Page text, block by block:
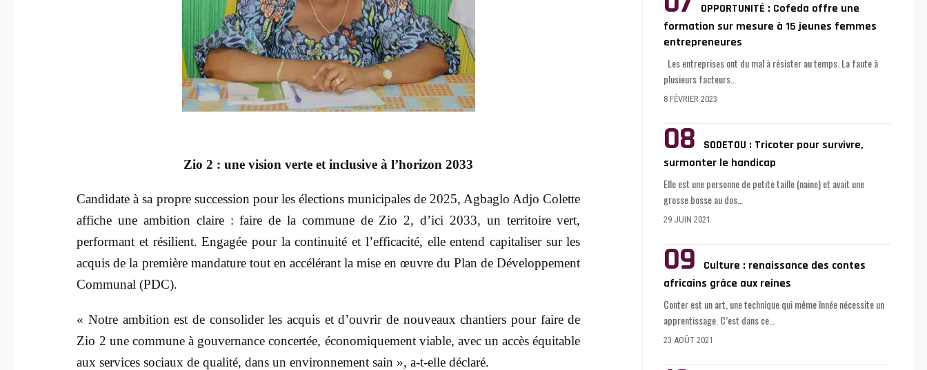
Zio 2 : une vision verte et inclusive à l’horizon 2033
Candidate à sa propre succession pour les élections municipales de 2025, Agbaglo Adjo Colette
affiche une ambition claire : faire de la commune de Zio 2, d’ici 2033, un territoire vert,
performant et résilient. Engagée pour la continuité et l’efficacité, elle entend capitaliser sur les
acquis de la première mandature tout en accélérant la mise en œuvre du Plan de Développement
Communal (PDC).
« Notre ambition est de consolider les acquis et d’ouvrir de nouveaux chantiers pour faire de
Zio 2 une commune à gouvernance concertée, économiquement viable, avec un accès équitable
aux services sociaux de qualité, dans un environnement sain », a-t-elle déclaré.
OPPORTUNITÉ : Cofeda offre une
formation sur mesure à 15 jeunes femmes
entrepreneures
Les entreprises ont du mal à résister au temps. La faute à
plusieurs facteurs…
8 FÉVRIER 2023
SODETOU : Tricoter pour survivre,
surmonter le handicap
Elle est une personne de petite taille (naine) et avait une
grosse bosse au dos…
29 JUIN 2021
Culture : renaissance des contes
africains grâce aux reines
Conter est un art, une technique qui même înnée nécessite un
apprentissage. C’est dans ce…
23 AOÛT 2021